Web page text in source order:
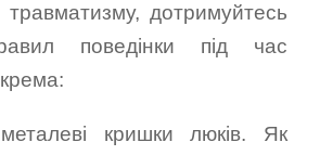
дотримуйтесь
поведінки під час
кришки люків. Як